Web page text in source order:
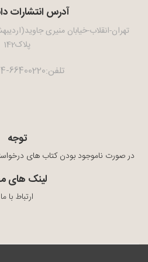
آدرس انتشارات
تهران-انقلاب-خیابان منیری
پلاک142
تلفن:66400220-66400144
توجه
در صورت ناموجود بودن کتاب های
لینک های
ارتباط با ما